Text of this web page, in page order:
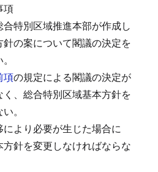
項
特別区域推進本部が作成し
の案について閣議の決定を
項の規定による閣議の決定が
、総合特別区域基本方針を
。
より必要が生じた場合に
針を変更しなければならな